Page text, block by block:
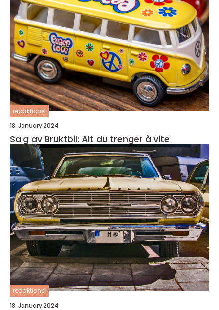
redaktionel
18. January 2024
Salg av Bruktbil: Alt du trenger å vite
redaktionel
18. January 2024